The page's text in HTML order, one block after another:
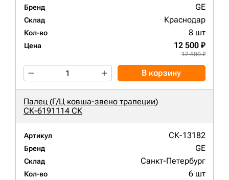
Бренд GE
Склад Краснодар
Кол-во 8 шт
Цена 12 500 ₽
12 500 ₽
В корзину
Палец (Г/Ц ковша-звено трапеции)
СК-6191114 СК
Артикул СК-13182
Бренд GE
Склад Санкт-Петербург
Кол-во 6 шт